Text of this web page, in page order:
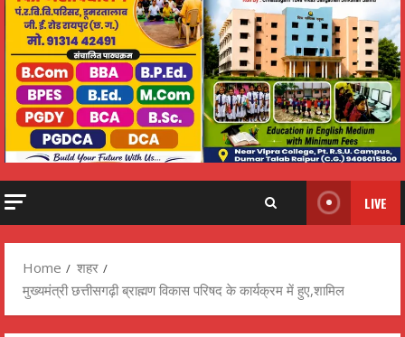
LIVE
Home
शहर
मुख्यमंत्री छत्तीसगढ़ी ब्राह्मण विकास परिषद के कार्यक्रम में हुए,शामिल